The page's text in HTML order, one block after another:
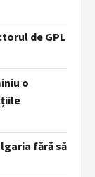
de GPL
o
fără să